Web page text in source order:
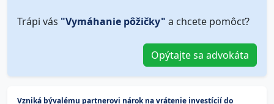
Trápi vás "Vymáhanie pôžičky" a chcete pomôcť?
Opýtajte sa advokáta
Vzniká bývalému partnerovi nárok na vrátenie investícií do